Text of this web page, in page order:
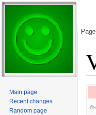
Page
Main page
Recent changes
Random page